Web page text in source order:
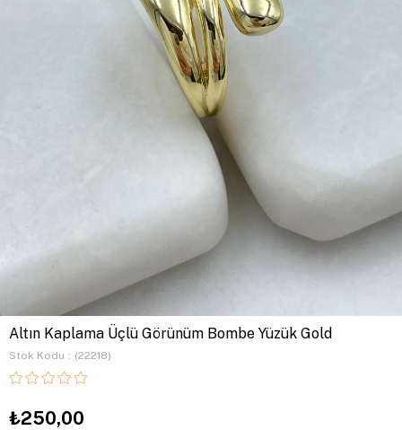
Altın Kaplama Üçlü Görünüm Bombe Yüzük Gold
Stok Kodu (22218)
₺250,00